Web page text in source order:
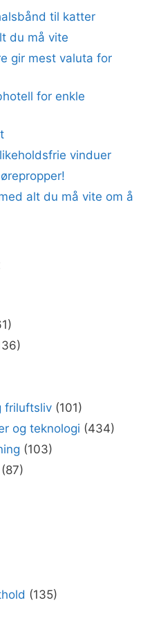
til katter
du må vite
gir mest valuta for
for enkle
vinduer
alt du må vite om å
friluftsliv (101)
og teknologi (434)
(103)
(87)
(135)